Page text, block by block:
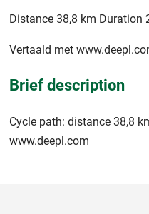
Distance 38,8 km Duration
Vertaald met
Brief description
Cycle path: distance 38,8
www.deepl.com